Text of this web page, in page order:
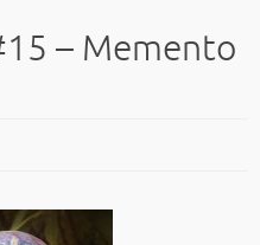
– Memento